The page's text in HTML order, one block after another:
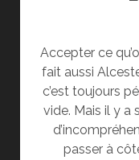
Accepter ce
fait aussi
c’est toujours
vide. Mais il y a
passer à